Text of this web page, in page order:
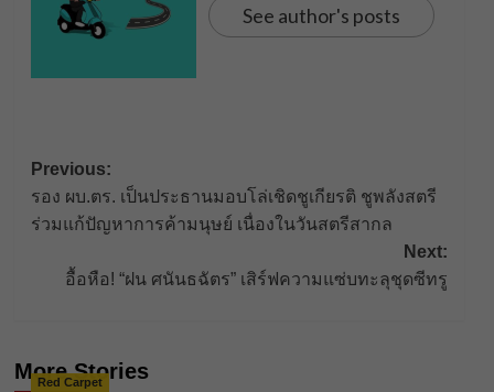
See author's posts
Post
navigation
Previous:
รอง ผบ.ตร. เป็นประธานมอบโล่เชิดชูเกียรติ ชูพลังสตรี
ร่วมแก้ปัญหาการค้ามนุษย์ เนื่องในวันสตรีสากล
Next:
อื้อหือ! “ฝน ศนันธฉัตร” เสิร์ฟความแซ่บทะลุชุดซีทรู
More Stories
Red Carpet